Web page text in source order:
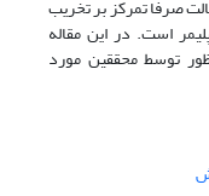
صرفا تمرکز بر تخریب
است. در این مقاله
توسط محققین مورد